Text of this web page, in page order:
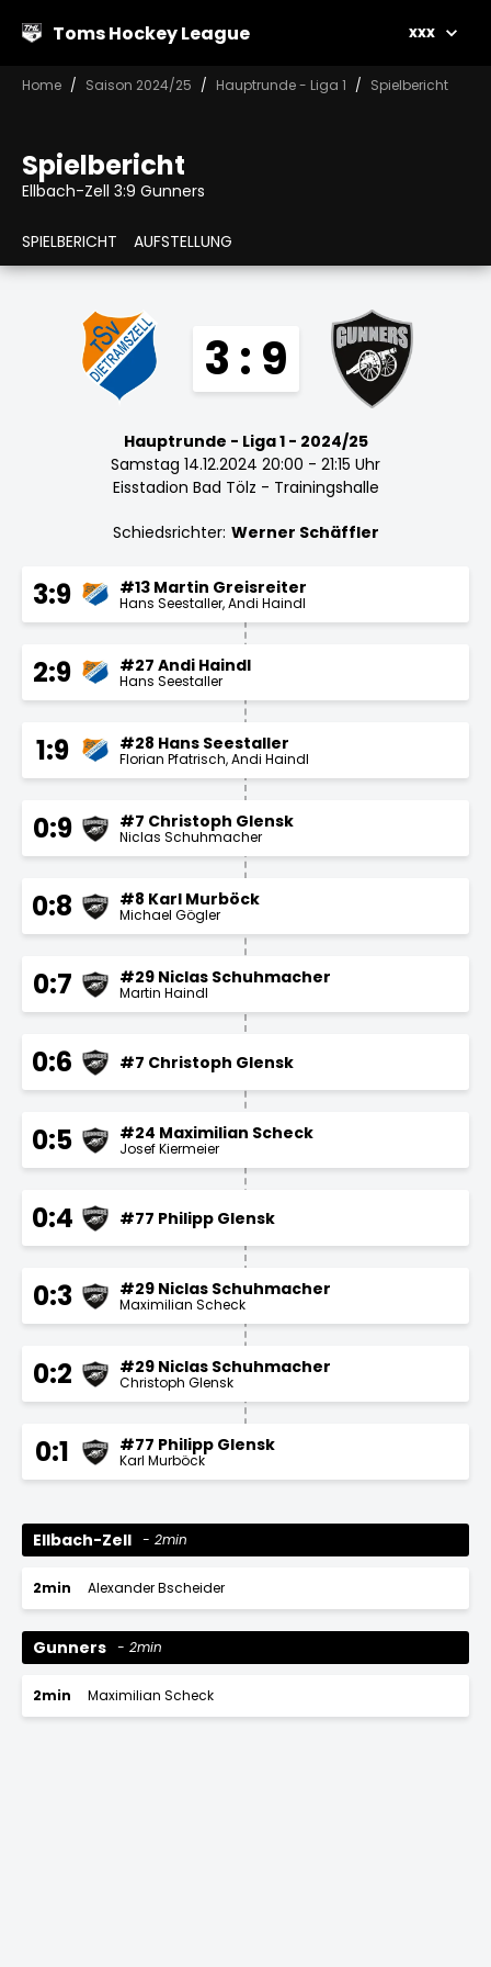
Toms Hockey League xxx
Home Saison 2024/25 Hauptrunde - Liga 1 Spielbericht
Spielbericht
Ellbach-Zell 3:9 Gunners
SPIELBERICHT AUFSTELLUNG
3 : 9
Hauptrunde - Liga 1 - 2024/25
Samstag 14.12.2024 20:00 - 21:15 Uhr
Eisstadion Bad Tölz - Trainingshalle
Schiedsrichter: Werner Schäffler
3:9 #13 Martin Greisreiter
Hans Seestaller Andi Haindl
2:9 #27 Andi Haindl
Hans Seestaller
1:9 #28 Hans Seestaller
Florian Pfatrisch Andi Haindl
0:9 #7 Christoph Glensk
Niclas Schuhmacher
0:8 #8 Karl Murböck
Michael Gögler
0:7 #29 Niclas Schuhmacher
Martin Haindl
0:6 #7 Christoph Glensk
0:5 #24 Maximilian Scheck
Josef Kiermeier
0:4 #77 Philipp Glensk
0:3 #29 Niclas Schuhmacher
Maximilian Scheck
0:2 #29 Niclas Schuhmacher
Christoph Glensk
0:1 #77 Philipp Glensk
Karl Murböck
Ellbach-Zell 2min
2min Alexander Bscheider
Gunners 2min
2min Maximilian Scheck